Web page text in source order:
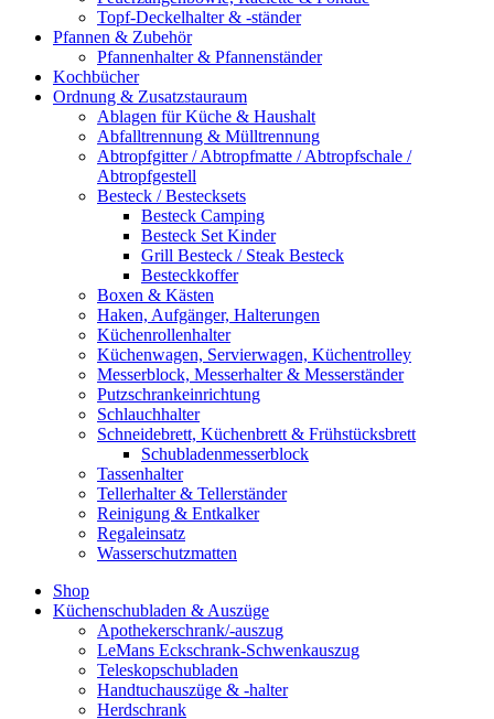
Topf-Deckelhalter & -ständer
Pfannen & Zubehör
Pfannenhalter & Pfannenständer
Kochbücher
Ordnung & Zusatzstauraum
Ablagen für Küche & Haushalt
Abfalltrennung & Mülltrennung
Abtropfgitter / Abtropfmatte / Abtropfschale /
Abtropfgestell
Besteck / Bestecksets
Besteck Camping
Besteck Set Kinder
Grill Besteck / Steak Besteck
Besteckkoffer
Boxen & Kästen
Haken, Aufgänger, Halterungen
Küchenrollenhalter
Küchenwagen, Servierwagen, Küchentrolley
Messerblock, Messerhalter & Messerständer
Putzschrankeinrichtung
Schlauchhalter
Schneidebrett, Küchenbrett & Frühstücksbrett
Schubladenmesserblock
Tassenhalter
Tellerhalter & Tellerständer
Reinigung & Entkalker
Regaleinsatz
Wasserschutzmatten
Shop
Küchenschubladen & Auszüge
Apothekerschrank/-auszug
LeMans Eckschrank-Schwenkauszug
Teleskopschubladen
Handtuchauszüge & -halter
Herdschrank